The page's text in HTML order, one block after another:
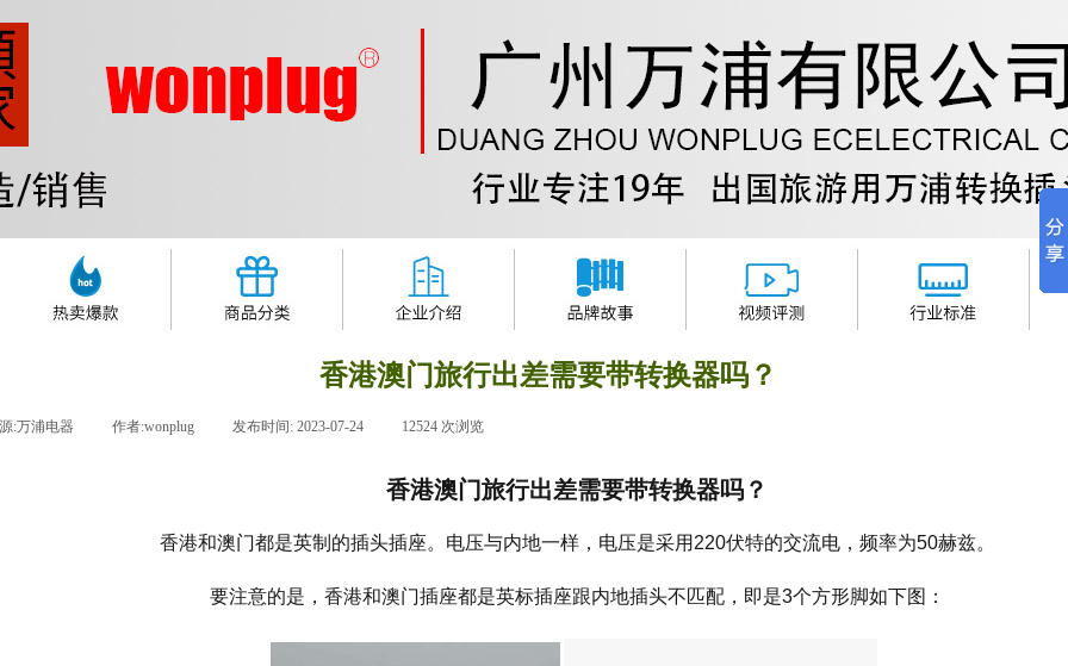
香港澳门旅行出差需要带转换器吗？
:万浦电器 作者:wonplug 发布时间: 2023-07-24 12524 次浏览
香港澳门旅行出差需要带转换器吗？
香港和澳门都是英制的插头插座。电压与内地一样，电压是采用 220伏特的交流电，频率为50赫兹。
要注意的是，香港和澳门插座都是英标插座跟内地插头不匹配，即是3个方形脚如下图：